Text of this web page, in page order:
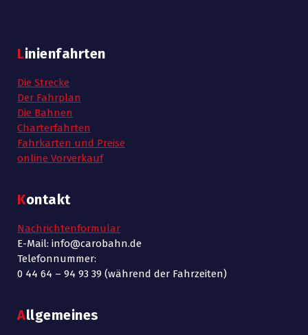
Linienfahrten
Die Strecke
Der Fahrplan
Die Bahnen
Charterfahrten
Fahrkarten und Preise
online Vorverkauf
Kontakt
Nachrichtenformular
E-Mail: info@carobahn.de
Telefonnummer:
0 44 64 – 94 93 39 (während der Fahrzeiten)
Allgemeines